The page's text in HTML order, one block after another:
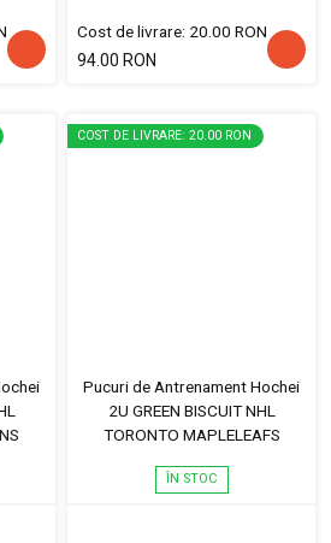
Cost de livrare: 20.00 RON
94.00 RON
COST DE LIVRARE: 20.00 RON
Pucuri de Antrenament Hochei
2U GREEN BISCUIT NHL
TORONTO MAPLELEAFS
ÎN STOC